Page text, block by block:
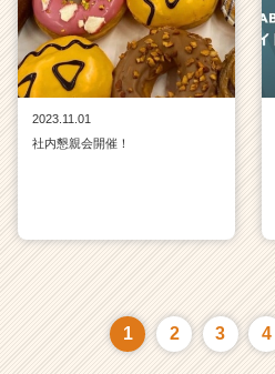
2023.11.01
社内懇親会開催！
1 2 3 4